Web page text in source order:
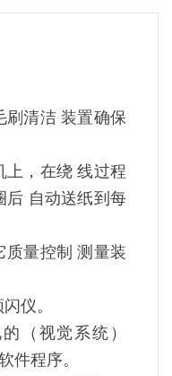
刷清洁 装置确保
上，在绕 线过程
后 自动送纸到每
质量控制 测量装
仪。
（视觉系统）
件程序。